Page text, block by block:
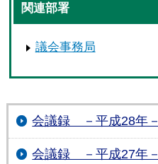
関連部署
議会事務局
会議録 －平成28年－
会議録 －平成27年－